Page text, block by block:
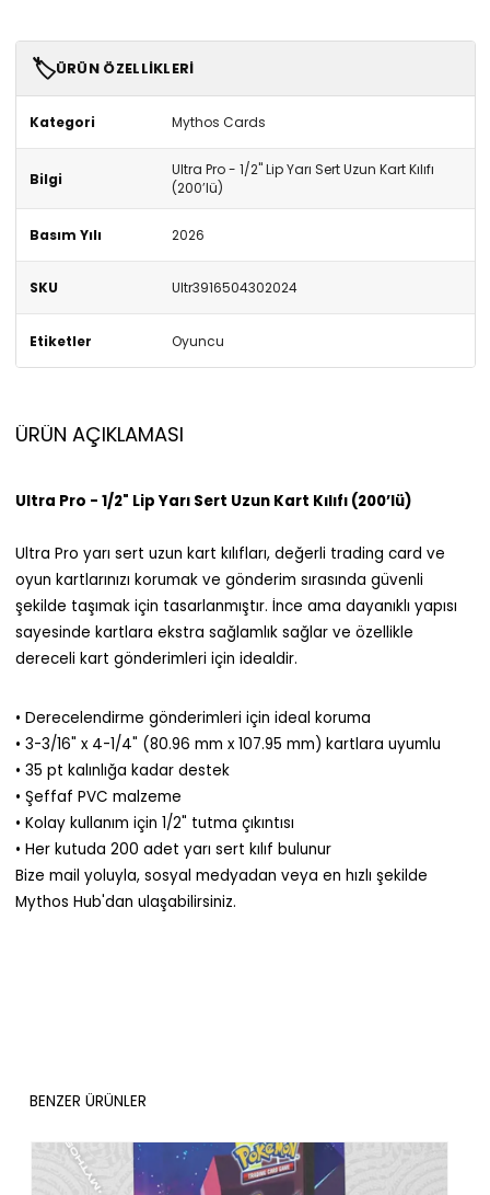
🏷️ÜRÜN ÖZELLIKLERI
Kategori Mythos Cards
Bilgi
Ultra Pro - 1/2" Lip Yarı Sert Uzun Kart Kılıfı
(200’lü)
Basım Yılı 2026
SKU Ultr3916504302024
Etiketler Oyuncu
ÜRÜN AÇIKLAMASI
Ultra Pro - 1/2" Lip Yarı Sert Uzun Kart Kılıfı (200’lü)
Ultra Pro yarı sert uzun kart kılıfları, değerli trading card ve
oyun kartlarınızı korumak ve gönderim sırasında güvenli
şekilde taşımak için tasarlanmıştır. İnce ama dayanıklı yapısı
sayesinde kartlara ekstra sağlamlık sağlar ve özellikle
dereceli kart gönderimleri için idealdir.
• Derecelendirme gönderimleri için ideal koruma
• 3-3/16" x 4-1/4" (80.96 mm x 107.95 mm) kartlara uyumlu
• 35 pt kalınlığa kadar destek
• Şeffaf PVC malzeme
• Kolay kullanım için 1/2" tutma çıkıntısı
• Her kutuda 200 adet yarı sert kılıf bulunur
Bize mail yoluyla, sosyal medyadan veya en hızlı şekilde
Mythos Hub'dan ulaşabilirsiniz.
BENZER ÜRÜNLER